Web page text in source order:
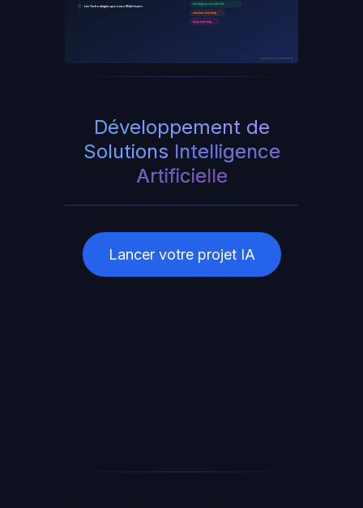
Les Technologies que nous Maîtrisons intelligence artificielle
machine learning
deep learning
ayinedjimi-consultants.fr
Développement de
Solutions Intelligence
Artificielle
Lancer votre projet IA